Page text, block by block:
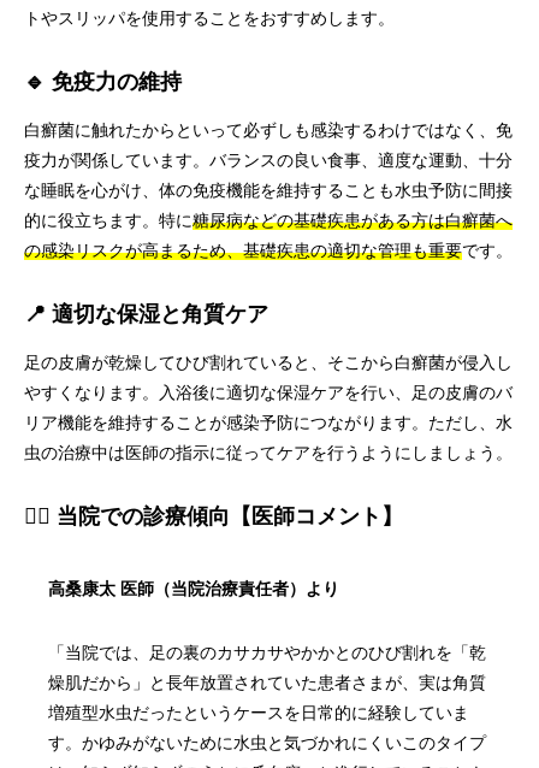
トやスリッパを使用することをおすすめします。
🔹 免疫力の維持
白癬菌に触れたからといって必ずしも感染するわけではなく、免
疫力が関係しています。バランスの良い食事、適度な運動、十分
な睡眠を心がけ、体の免疫機能を維持することも水虫予防に間接
的に役立ちます。特に糖尿病などの基礎疾患がある方は白癬菌へ
の感染リスクが高まるため、基礎疾患の適切な管理も重要です。
📍 適切な保湿と角質ケア
足の皮膚が乾燥してひび割れていると、そこから白癬菌が侵入し
やすくなります。入浴後に適切な保湿ケアを行い、足の皮膚のバ
リア機能を維持することが感染予防につながります。ただし、水
虫の治療中は医師の指示に従ってケアを行うようにしましょう。
👨‍⚕️ 当院での診療傾向【医師コメント】
高桑康太 医師（当院治療責任者）より
「当院では、足の裏のカサカサやかかとのひび割れを「乾
燥肌だから」と長年放置されていた患者さまが、実は角質
増殖型水虫だったというケースを日常的に経験していま
す。かゆみがないために水虫と気づかれにくいこのタイプ